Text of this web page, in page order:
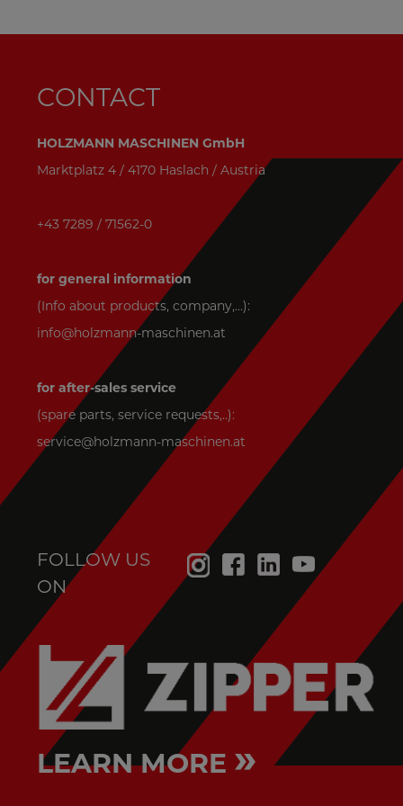
CONTACT
HOLZMANN MASCHINEN GmbH
Marktplatz 4 / 4170 Haslach / Austria
+43 7289 / 71562-0
for general information
(Info about products, company,...):
info@holzmann-maschinen.at
for after-sales service
(spare parts, service requests,..):
service@holzmann-maschinen.at
FOLLOW US
ON
LEARN MORE »